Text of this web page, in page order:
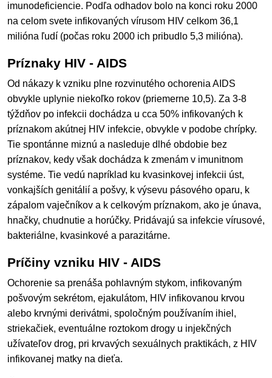
imunodeficiencie. Podľa odhadov bolo na konci roku 2000
na celom svete infikovaných vírusom HIV celkom 36,1
milióna ľudí (počas roku 2000 ich pribudlo 5,3 milióna).
Príznaky HIV - AIDS
Od nákazy k vzniku plne rozvinutého ochorenia AIDS
obvykle uplynie niekoľko rokov (priemerne 10,5). Za 3-8
týždňov po infekcii dochádza u cca 50% infikovaných k
príznakom akútnej HIV infekcie, obvykle v podobe chrípky.
Tie spontánne miznú a nasleduje dlhé obdobie bez
príznakov, kedy však dochádza k zmenám v imunitnom
systéme. Tie vedú napríklad ku kvasinkovej infekcii úst,
vonkajších genitálií a pošvy, k výsevu pásového oparu, k
zápalom vaječníkov a k celkovým príznakom, ako je únava,
hnačky, chudnutie a horúčky. Pridávajú sa infekcie vírusové,
bakteriálne, kvasinkové a parazitárne.
Príčiny vzniku HIV - AIDS
Ochorenie sa prenáša pohlavným stykom, infikovaným
pošvovým sekrétom, ejakulátom, HIV infikovanou krvou
alebo krvnými derivátmi, spoločným používaním ihiel,
striekačiek, eventuálne roztokom drogy u injekčných
užívateľov drog, pri krvavých sexuálnych praktikách, z HIV
infikovanej matky na dieťa.